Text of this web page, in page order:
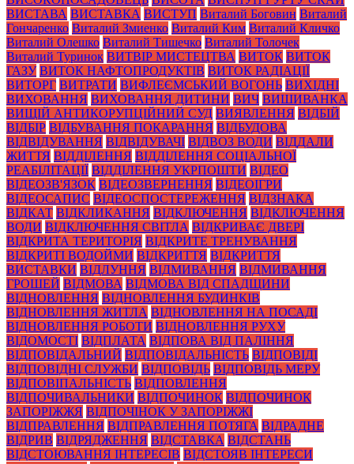
ВИСТАВА ВИСТАВКА ВИСТУП Виталий Боговин Виталий
Гончаренко Виталий Змиенко Виталий Ким Виталий Кличко
Виталий Олешко Виталий Тишечко Виталий Толочек
Виталий Туринок ВИТВІР МИСТЕЦТВА ВИТОК ВИТОК
ГАЗУ ВИТОК НАФТОПРОДУКТІВ ВИТОК РАДІАЦІЇ
ВИТОРГ ВИТРАТИ ВИФЛЕЄМСЬКИЙ ВОГОНЬ ВИХІДНІ
ВИХОВАННЯ ВИХОВАННЯ ДИТИНИ ВИЧ ВИШИВАНКА
ВИЩІЙ АНТИКОРУПЦІЙНИЙ СУД ВИЯВЛЕННЯ ВІДБІЙ
ВІДБІР ВІДБУВАННЯ ПОКАРАННЯ ВІДБУДОВА
ВІДВІДУВАННЯ ВІДВІДУВАЧІ ВІДВОЗ ВОДИ ВІДДАЛИ
ЖИТТЯ ВІДДІЛЕННЯ ВІДДІЛЕННЯ СОЦІАЛЬНОЇ
РЕАБІЛІТАЦІЇ ВІДДІЛЕННЯ УКРПОШТИ ВІДЕО
ВІДЕОЗВ'ЯЗОК ВІДЕОЗВЕРНЕННЯ ВІДЕОІГРИ
ВІДЕОСАПИС ВІДЕОСПОСТЕРЕЖЕННЯ ВІДЗНАКА
ВІДКАТ ВІДКЛИКАННЯ ВІДКЛЮЧЕННЯ ВІДКЛЮЧЕННЯ
ВОДИ ВІДКЛЮЧЕННЯ СВІТЛА ВІДКРИВАЄ ДВЕРІ
ВІДКРИТА ТЕРИТОРІЯ ВІДКРИТЕ ТРЕНУВАННЯ
ВІДКРИТІ ВОДОЙМИ ВІДКРИТТЯ ВІДКРИТТЯ
ВИСТАВКИ ВІДЛУННЯ ВІДМИВАННЯ ВІДМИВАННЯ
ГРОШЕЙ ВІДМОВА ВІДМОВА ВІД СПАДЩИНИ
ВІДНОВЛЕННЯ ВІДНОВЛЕННЯ БУДИНКІВ
ВІДНОВЛЕННЯ ЖИТЛА ВІДНОВЛЕННЯ НА ПОСАДІ
ВІДНОВЛЕННЯ РОБОТИ ВІДНОВЛЕННЯ РУХУ
ВІДОМОСТІ ВІДПЛАТА ВІДПОВА ВІД ПАЛІННЯ
ВІДПОВІДАЛЬНИЙ ВІДПОВІДАЛЬНІСТЬ ВІДПОВІДІ
ВІДПОВІДНІ СЛУЖБИ ВІДПОВІДЬ ВІДПОВІДЬ МЕРУ
ВІДПОВІПАЛЬНІСТЬ ВІДПОВЛЕННЯ
ВІДПОЧИВАЛЬНИКИ ВІДПОЧИНОК ВІДПОЧИНОК
ЗАПОРІЖЖЯ ВІДПОЧІНОК У ЗАПОРІЖЖІ
ВІДПРАВЛЕННЯ ВІДПРАВЛЕННЯ ПОТЯГА ВІДРАДНЕ
ВІДРИВ ВІДРЯДЖЕННЯ ВІДСТАВКА ВІДСТАНЬ
ВІДСТОЮВАННЯ ІНТЕРЕСІВ ВІДСТОЯВ ІНТЕРЕСИ